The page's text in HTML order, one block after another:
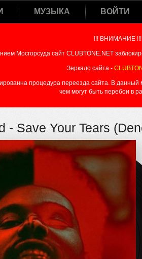
МУЗЫКА ВОЙТИ
!!! ВНИМАНИЕ !!!
Мосгорсуда сайт CLUBTONE.NET
Зеркало сайта -
процедура переезда сайта. В данный
чем могут быть перебои в
- Save Your Tears